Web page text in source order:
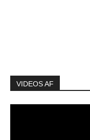
VIDEOS AF